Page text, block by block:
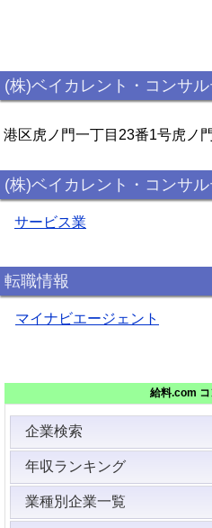
(株)ベイカレント・コンサ
港区虎ノ門一丁目23番1号虎ノ
(株)ベイカレント・コンサ
サービス業
転職情報
マイナビエージェント
給料.com
企業検索
年収ランキング
業種別企業一覧